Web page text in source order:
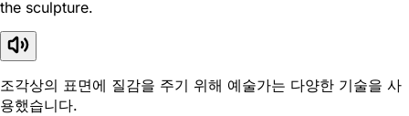
the sculpture.
조각상의 표면에 질감을 주기 위해 예술가는 다양한 기술을 사
용했습니다.